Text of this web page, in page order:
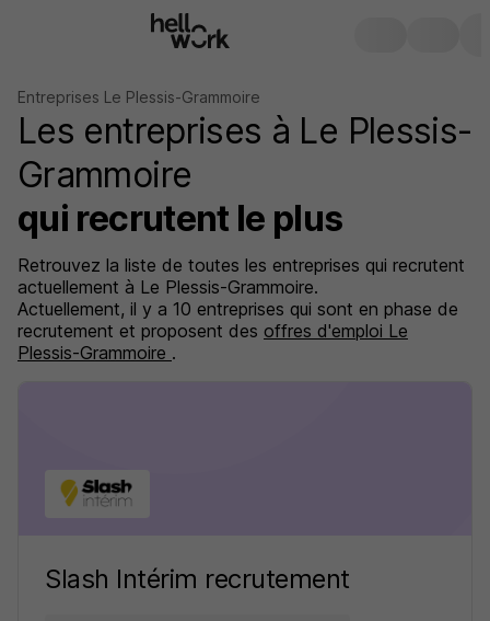
Entreprises Le Plessis-Grammoire
Les entreprises à Le Plessis-
Grammoire
qui recrutent le plus
Retrouvez la liste de toutes les entreprises qui recrutent
actuellement à Le Plessis-Grammoire.
Actuellement, il y a 10 entreprises qui sont en phase de
recrutement et proposent des offres d'emploi Le
Plessis-Grammoire .
Slash Intérim recrutement